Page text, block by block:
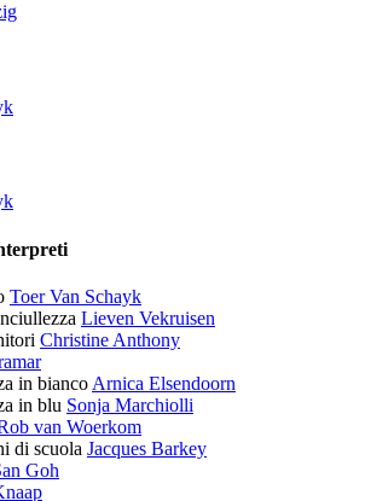
Toer Van Schayk
Lieven Vekruisen
Christine Anthony
in bianco Arnica Elsendoorn
in blu Sonja Marchiolli
van Woerkom
di scuola Jacques Barkey
Goh